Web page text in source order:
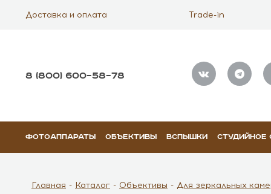
Доставка и оплата Trade-in
8 (800) 600–58–78
ФОТОАППАРАТЫ ОБЪЕКТИВЫ ВСПЫШКИ СТУДИЙНОЕ
Главная Каталог Объективы Для зеркальных